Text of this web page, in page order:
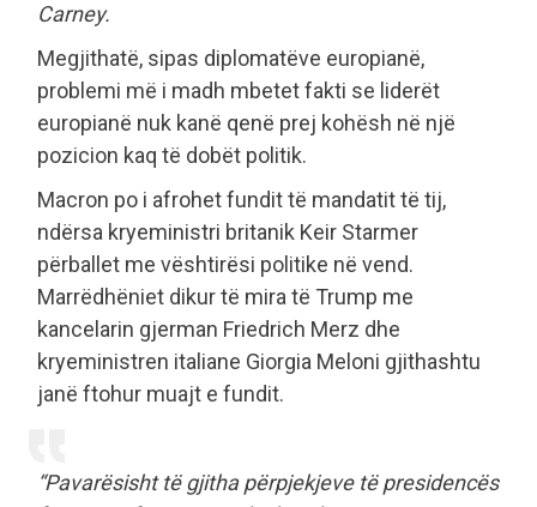
Carney.
Megjithatë, sipas diplomatëve europianë,
problemi më i madh mbetet fakti se liderët
europianë nuk kanë qenë prej kohësh në një
pozicion kaq të dobët politik.
Macron po i afrohet fundit të mandatit të tij,
ndërsa kryeministri britanik Keir Starmer
përballet me vështirësi politike në vend.
Marrëdhëniet dikur të mira të Trump me
kancelarin gjerman Friedrich Merz dhe
kryeministren italiane Giorgia Meloni gjithashtu
janë ftohur muajt e fundit.
“Pavarësisht të gjitha përpjekjeve të presidencës